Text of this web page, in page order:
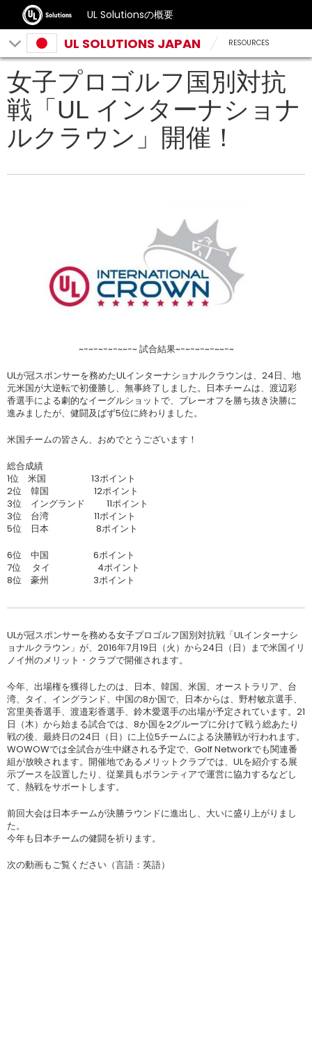
UL Solutionsの概要
UL SOLUTIONS JAPAN RESOURCES
女子プロゴルフ国別対抗
戦「UL インターナショナ
ルクラウン」開催！
~-~-~-~-~~-~ 試合結果~-~-~-~-~~-~
ULが冠スポンサーを務めたULインターナショナルクラウンは、24日、地
元米国が大逆転で初優勝し、無事終了しました。日本チームは、渡辺彩
香選手による劇的なイーグルショットで、プレーオフを勝ち抜き決勝に
進みましたが、健闘及ばず5位に終わりました。
米国チームの皆さん、おめでとうございます！
総合成績
1位 米国 13ポイント
2位 韓国 12ポイント
3位 イングランド 11ポイント
3位 台湾 11ポイント
5位 日本 8ポイント
6位 中国 6ポイント
7位 タイ 4ポイント
8位 豪州 3ポイント
ULが冠スポンサーを務める女子プロゴルフ国別対抗戦「ULインターナシ
ョナルクラウン」が、2016年7月19日（火）から24日（日）まで米国イリ
ノイ州のメリット・クラブで開催されます。
今年、出場権を獲得したのは、日本、韓国、米国、オーストラリア、台
湾、タイ、イングランド、中国の8か国で、日本からは、野村敏京選手、
宮里美香選手、渡邉彩香選手、鈴木愛選手の出場が予定されています。21
日（木）から始まる試合では、8か国を2グループに分けて戦う総あたり
戦の後、最終日の24日（日）に上位5チームによる決勝戦が行われます。
WOWOWでは全試合が生中継される予定で、Golf Networkでも関連番
組が放映されます。開催地であるメリットクラブでは、ULを紹介する展
示ブースを設置したり、従業員もボランティアで運営に協力するなどし
て、熱戦をサポートします。
前回大会は日本チームが決勝ラウンドに進出し、大いに盛り上がりまし
た。
今年も日本チームの健闘を祈ります。
次の動画もご覧ください（言語：英語）